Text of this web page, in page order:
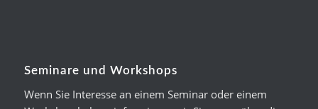
Seminare und Workshops
Wenn Sie Interesse an einem Seminar oder einem